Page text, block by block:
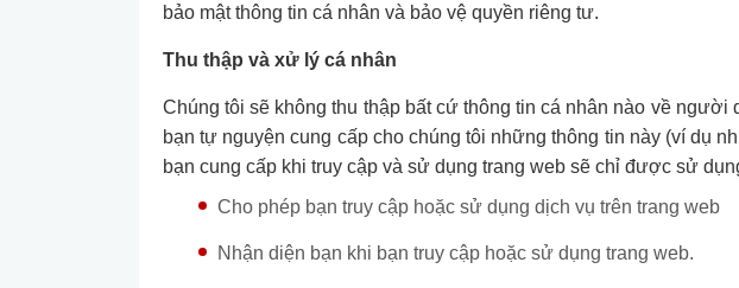
bảo mật thông tin cá nhân và bảo vệ quyền riêng tư.
Thu thập và xử lý cá nhân
Chúng tôi sẽ không thu thập bất cứ thông tin cá nhân nào về
bạn tự nguyện cung cấp cho chúng tôi những thông tin này (ví dụ
bạn cung cấp khi truy cập và sử dụng trang web sẽ chỉ được sử
Cho phép bạn truy cập hoặc sử dụng dịch vụ trên trang web
Nhận diện bạn khi bạn truy cập hoặc sử dụng trang web.